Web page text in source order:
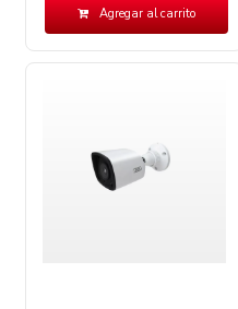
Agregar al carrito